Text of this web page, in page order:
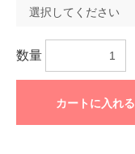
数量
カートに入れる